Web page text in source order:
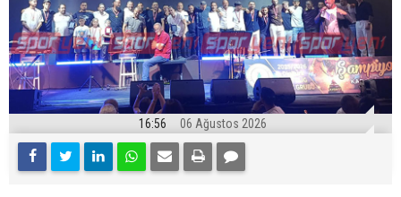
16:56 06 Ağustos 2026